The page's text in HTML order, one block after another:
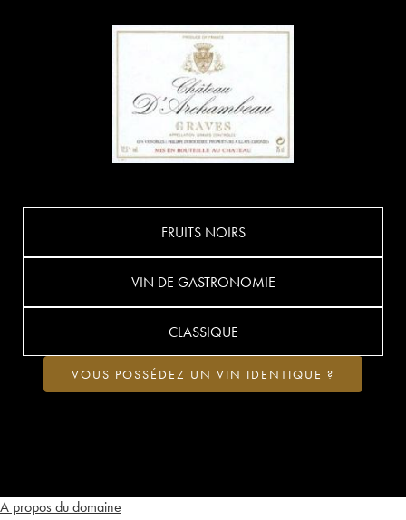
A propos du domaine
FRUITS NOIRS
VIN DE GASTRONOMIE
CLASSIQUE
VOUS POSSÉDEZ UN VIN IDENTIQUE ?